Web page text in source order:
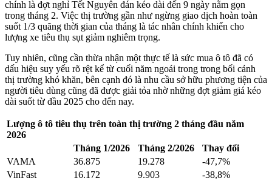
chính là đợt nghỉ Tết Nguyên đán kéo dài đến 9 ngày nằm gọn
trong tháng 2. Việc thị trường gần như ngừng giao dịch hoàn toàn
suốt 1/3 quãng thời gian của tháng là tác nhân chính khiến cho
lượng xe tiêu thụ sụt giảm nghiêm trọng.
Tuy nhiên, cũng cần thừa nhận một thực tế là sức mua ô tô đã có
dấu hiệu suy yếu rõ rệt kể từ cuối năm ngoái trong trong bối cảnh
thị trường khó khăn, bên cạnh đó là nhu cầu sở hữu phương tiện của
người tiêu dùng cũng đã được giải tỏa nhờ những đợt giảm giá kéo
dài suốt từ đầu 2025 cho đến nay.
Lượng ô tô tiêu thụ trên toàn thị trường 2 tháng đầu năm
2026
Tháng 1/2026
Tháng 2/2026
Thay đổi
VAMA
36.875 19.278
-47,7%
VinFast
16.172 9.903
-38,8%